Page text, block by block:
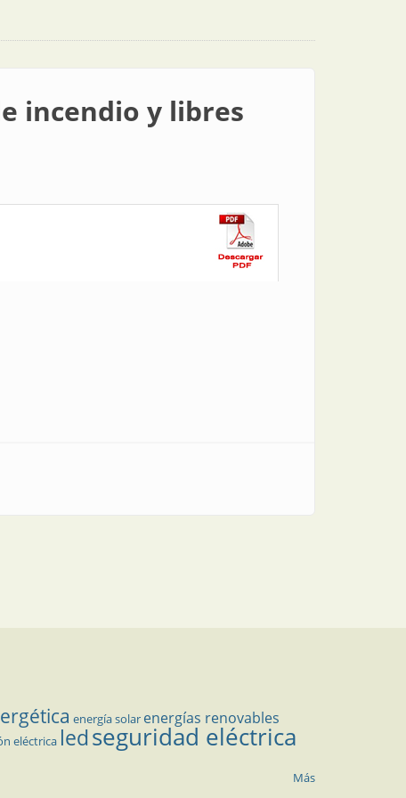
incendio y libres
energía solar energías renovables
eléctrica ledseguridad eléctrica
Más